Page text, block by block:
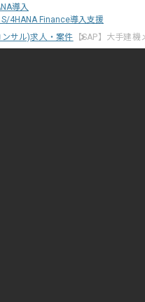
導入
S/4HANA Finance導入支援
サル)求人・案件 【SAP】大手建